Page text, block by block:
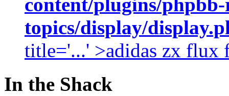
topics/display/
title='...' >adidas zx flux
In the Shack